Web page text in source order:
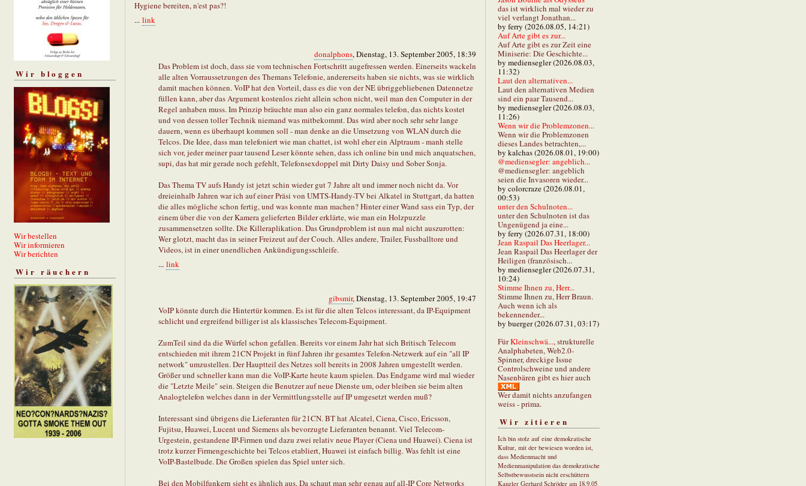
Wir bloggen
Wir bestellen
Wir informieren
Wir berichten
Wir räuchern
Hygiene bereiten, n'est pas?!
... link
donalphons, Dienstag, 13. September 2005, 18:39
Das Problem ist doch, dass sie vom technischen Fortschritt augefressen werden. Einerseits wackeln
alle alten Vorraussetzungen des Themans Telefonie, andererseits haben sie nichts, was sie wirklich
damit machen können. VoIP hat den Vorteil, dass es die von der NE übriggebliebenen Datennetze
füllen kann, aber das Argument kostenlos zieht allein schon nicht, weil man den Computer in der
Regel anhaben muss. Im Prinzip bräuchte man also ein ganz normales telefon, das nichts kostet
und von dessen toller Technik niemand was mitbekommt. Das wird aber noch sehr sehr lange
dauern, wenn es überhaupt kommen soll - man denke an die Umsetzung von WLAN durch die
Telcos. Die Idee, dass man telefoniert wie man chattet, ist wohl eher ein Alptraum - manh stelle
sich vor, jeder meiner paar tausend Leser könnte sehen, dass ich online bin und mich anquatschen,
supi, das hat mir gerade noch gefehlt, Telefonsexdoppel mit Dirty Daisy und Sober Sonja.
Das Thema TV aufs Handy ist jetzt schin wieder gut 7 Jahre alt und immer noch nicht da. Vor
dreieinhalb Jahren war ich auf einer Präsi von UMTS-Handy-TV bei Alkatel in Stuttgart, da hatten
die alles mögliche schon fertig, und was konnte man machen? Hinter einer Wand sass ein Typ, der
einem über die von der Kamera gelieferten Bilder erklärte, wie man ein Holzpuzzle
zusammensetzen sollte. Die Killeraplikation. Das Grundproblem ist nun mal nicht auszurotten:
Wer glotzt, macht das in seiner Freizeut auf der Couch. Alles andere, Trailer, Fussballtore und
Videos, ist in einer unendlichen Ankündigungsschleife.
... link
gibsmir, Dienstag, 13. September 2005, 19:47
VoIP könnte durch die Hintertür kommen. Es ist für die alten Telcos interessant, da IP-Equipment
schlicht und ergreifend billiger ist als klassisches Telecom-Equipment.
ZumTeil sind da die Würfel schon gefallen. Bereits vor einem Jahr hat sich Britisch Telecom
entschieden mit ihrem 21CN Projekt in fünf Jahren ihr gesamtes Telefon-Netzwerk auf ein "all IP
network" umzustellen. Der Hauptteil des Netzes soll bereits in 2008 Jahren umgestellt werden.
Größer und schneller kann man die VoIP-Karte heute kaum spielen. Das Endgame wird mal wieder
die "Letzte Meile" sein. Steigen die Benutzer auf neue Dienste um, oder bleiben sie beim alten
Analogtelefon welches dann in der Vermittlungsstelle auf IP umgesetzt werden muß?
Interessant sind übrigens die Lieferanten für 21CN. BT hat Alcatel, Ciena, Cisco, Ericsson,
Fujitsu, Huawei, Lucent und Siemens als bevorzugte Lieferanten benannt. Viel Telecom-
Urgestein, gestandene IP-Firmen und dazu zwei relativ neue Player (Ciena und Huawei). Ciena ist
trotz kurzer Firmengeschichte bei Telcos etabliert, Huawei ist einfach billig. Was fehlt ist eine
VoIP-Bastelbude. Die Großen spielen das Spiel unter sich.
Bei den Mobilfunkern sieht es ähnlich aus. Da schaut man sehr genau auf all-IP Core Networks
das ist wirklich mal wieder zu
viel verlangt Jonathan...
by ferry (2026.08.05, 14:21)
Auf Arte gibt es zur...
Auf Arte gibt es zur Zeit eine
Miniserie: Die Geschichte...
by mediensegler (2026.08.03,
11:32)
Laut den alternativen...
Laut den alternativen Medien
sind ein paar Tausend...
by mediensegler (2026.08.03,
11:26)
Wenn wir die Problemzonen...
Wenn wir die Problemzonen
dieses Landes betrachten,...
by kalchas (2026.08.01, 19:00)
@mediensegler: angeblich...
@mediensegler: angeblich
seien die Invasoren wieder...
by colorcraze (2026.08.01,
00:53)
unter den Schulnoten...
unter den Schulnoten ist das
Ungenügend ja eine...
by ferry (2026.07.31, 18:00)
Jean Raspail Das Heerlager...
Jean Raspail Das Heerlager der
Heiligen (französisch...
by mediensegler (2026.07.31,
10:24)
Stimme Ihnen zu, Herr...
Stimme Ihnen zu, Herr Braun.
Auch wenn ich als
bekennender...
by buerger (2026.07.31, 03:17)
FürKleinschwä..., strukturelle
Analphabeten, Web2.0-
Spinner, dreckige Issue
Controlschweine und andere
Nasenbären gibt es hier auch
Wer damit nichts anzufangen
weiss - prima.
Wir zitieren
Ich bin stolz auf eine demokratische
Kultur, mit der bewiesen worden ist,
dass Medienmacht und
Medienmanipulation das demokratische
Selbstbewusstsein nicht erschüttern
Kanzler Gerhard Schröder am 18.9.05